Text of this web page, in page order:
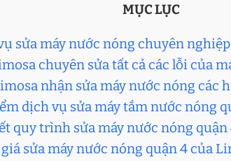
MỤC LỤC
sửa máy nước nóng chuyên
chuyên sửa tất cả các lỗi của
nhận sửa máy nước nóng các
dịch vụ sửa máy tắm nước nóng
quy trình sửa máy nước nóng
giá sửa máy nước nóng quận 4 của